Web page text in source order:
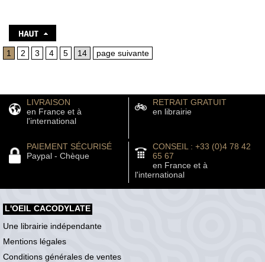
1 2 3 4 5 14 page suivante
LIVRAISON
en France et à
l'international
RETRAIT GRATUIT
en librairie
PAIEMENT SÉCURISÉ
Paypal - Chèque
CONSEIL : +33 (0)4 78 42
65 67
en France et à
l'international
L'OEIL CACODYLATE
Une librairie indépendante
Mentions légales
Conditions générales de ventes